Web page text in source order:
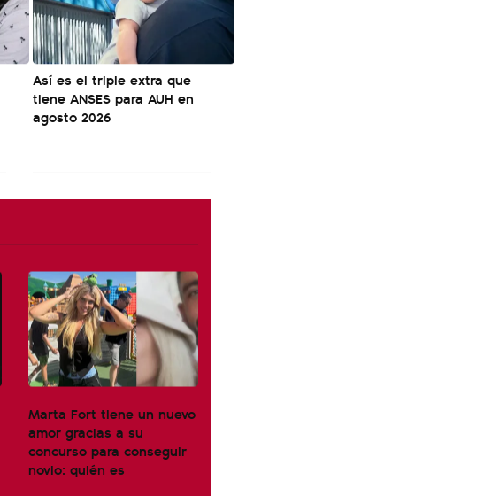
Así es el triple extra que
tiene ANSES para AUH en
agosto 2026
Marta Fort tiene un nuevo
amor gracias a su
concurso para conseguir
novio: quién es